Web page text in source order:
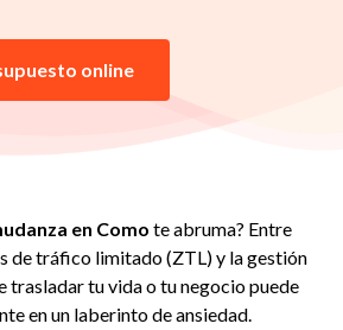
online
en Como te abruma? Entre
de tráfico limitado (ZTL) y la gestión
trasladar tu vida o tu negocio puede
en un laberinto de ansiedad.